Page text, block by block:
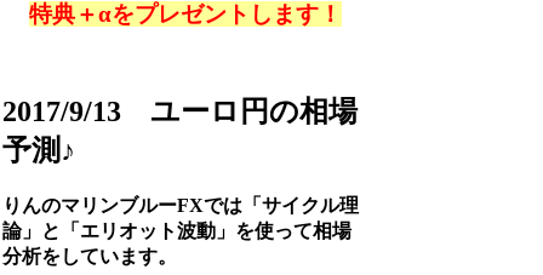
特典＋αをプレゼントします！
2017/9/13 ユーロ円の相場
予測♪
りんのマリンブルーFXでは「サイクル理
論」と「エリオット波動」を使って相場
分析をしています。